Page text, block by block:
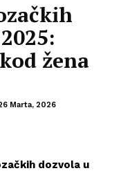
žena
Marta, 2026
dozvola u